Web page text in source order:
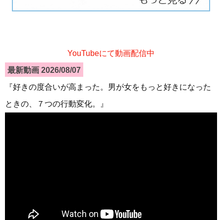
YouTubeにて動画配信中
最新動画 2026/08/07
『好きの度合いが高まった。男が女をもっと好きになった
ときの、７つの行動変化。』